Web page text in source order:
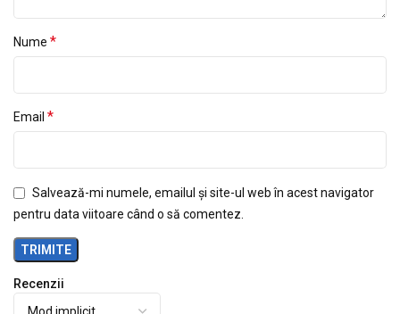
Recenzii
Nume *
Email *
Salvează-mi numele, emailul și site-ul web în acest navigator
pentru data viitoare când o să comentez.